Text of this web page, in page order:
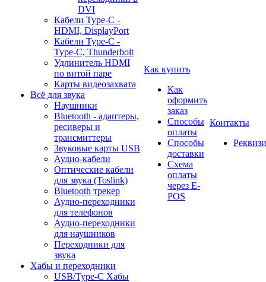
DVI
Кабели Type-C -
HDMI, DisplayPort
Кабели Type-C -
Type-C, Thunderbolt
Удлинитель HDMI
по витой паре
Карты видеозахвата
Всё для звука
Наушники
Bluetooth - адаптеры,
ресиверы и
трансмиттеры
Звуковые карты USB
Аудио-кабели
Оптические кабели
для звука (Toslink)
Bluetooth трекер
Аудио-переходники
для телефонов
Аудио-переходники
для наушников
Переходники для
звука
Хабы и переходники
USB/Type-C Хабы
Как купить
Как
оформить
заказ
Способы
оплаты
Способы
доставки
Схема
оплаты
через E-
POS
Контакты